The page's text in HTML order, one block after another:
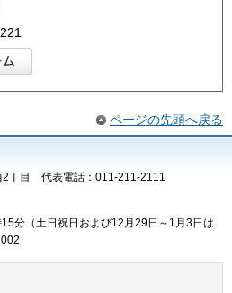
ページの先頭へ戻る
2丁目 代表電話：011-211-2111
分（土日祝日および12月29日～1月3日は